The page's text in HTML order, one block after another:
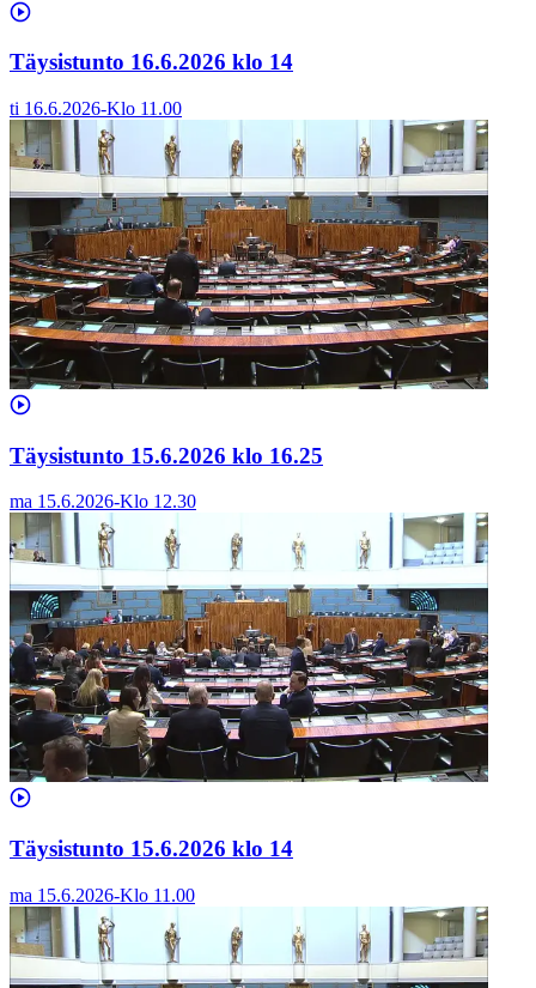
Täysistunto 16.6.2026 klo 14
ti 16.6.2026-Klo 11.00
Täysistunto 15.6.2026 klo 16.25
ma 15.6.2026-Klo 12.30
Täysistunto 15.6.2026 klo 14
ma 15.6.2026-Klo 11.00